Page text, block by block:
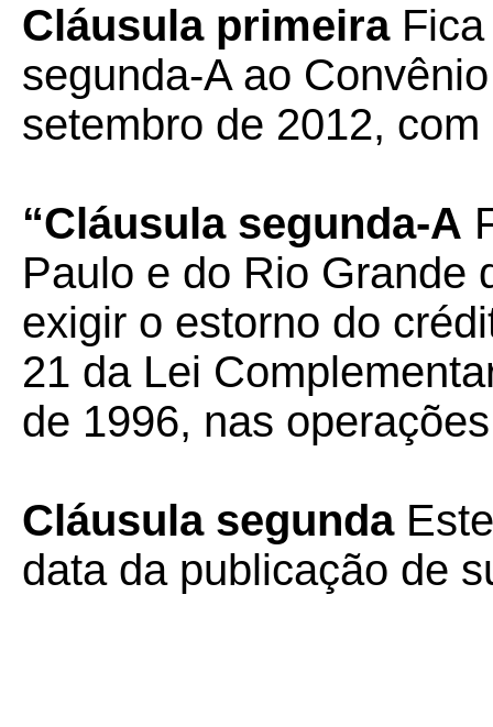
Cláusula primeira
segunda-A ao
setembro de 2012,
“Cláusula segunda-A
Paulo e do Rio Grande
exigir o estorno do
21 da Lei
de 1996, nas
Cláusula segunda
data da publicação de